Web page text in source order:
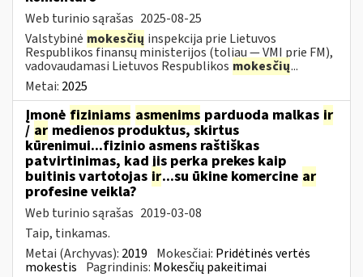
Web turinio sąrašas 2025-08-25
Valstybinė mokesčių inspekcija prie Lietuvos
Respublikos finansų ministerijos (toliau — VMI prie FM),
vadovaudamasi Lietuvos Respublikos mokesčių...
Metai: 2025
Įmonė fiziniams asmenims parduoda malkas ir
/ ar medienos produktus, skirtus
kūrenimui...fizinio asmens raštiškas
patvirtinimas, kad jis perka prekes kaip
buitinis vartotojas ir...su ūkine komercine ar
profesine veikla?
Web turinio sąrašas 2019-03-08
Taip, tinkamas.
Metai (Archyvas): 2019 Mokesčiai: Pridėtinės vertės
mokestis Pagrindinis: Mokesčių pakeitimai